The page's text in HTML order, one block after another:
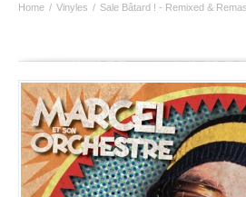
Home / Vinyles / Sale Bâtard ! - Remixed &